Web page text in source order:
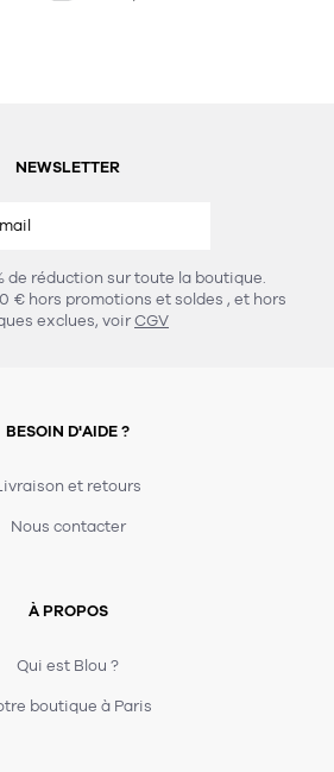
NEWSLETTER
de réduction sur toute la boutique.
€ hors promotions et soldes , et hors
exclues, voirCGV
BESOIN D'AIDE ?
et retours
Nous contacter
À PROPOS
Qui est Blou ?
boutique à Paris